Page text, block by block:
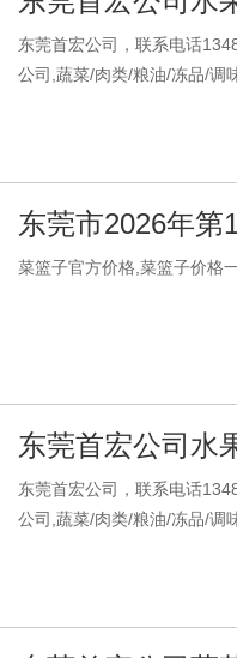
东莞首宏公司，联系电话
公司,蔬菜/肉类/粮油/冻品/调
东莞市2026年第
菜篮子官方价格,菜篮子价格
东莞首宏公司水
东莞首宏公司，联系电话
公司,蔬菜/肉类/粮油/冻品/调